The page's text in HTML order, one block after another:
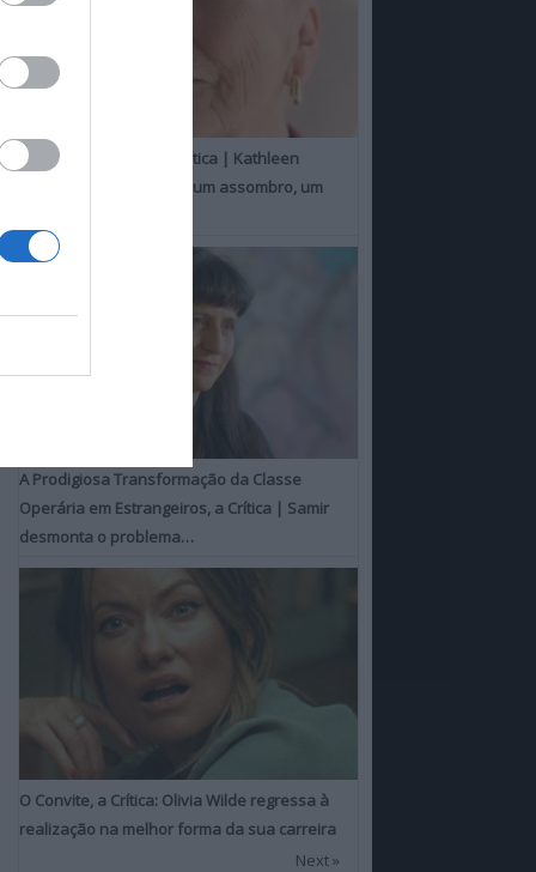
Um Toque Familiar, a Crítica | Kathleen
Chalfant é um espanto, um assombro, um
A Prodigiosa Transformação da Classe
Operária em Estrangeiros, a Crítica | Samir
desmonta o problema…
O Convite, a Crítica: Olivia Wilde regressa à
realização na melhor forma da sua carreira
Next »